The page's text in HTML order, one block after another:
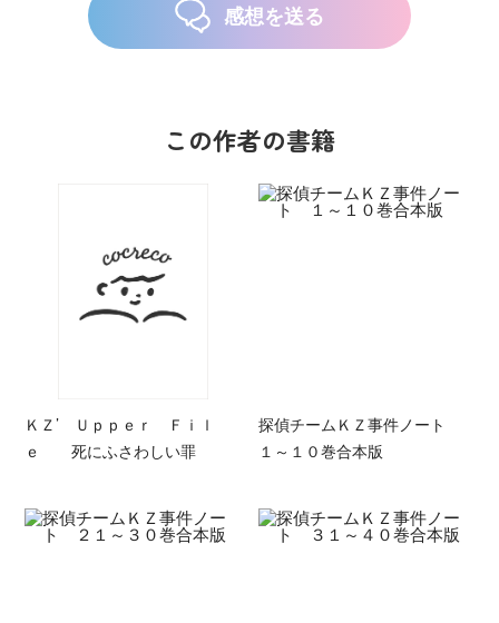
感想を送る
この作者の書籍
ＫＺ’ Ｕｐｐｅｒ Ｆｉｌ
ｅ 死にふさわしい罪
探偵チームＫＺ事件ノート
１～１０巻合本版